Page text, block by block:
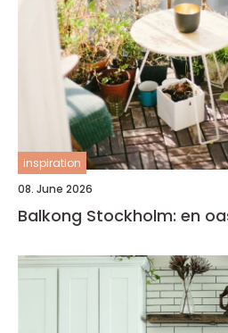
inspiration
08. June 2026
Balkong Stockholm: en